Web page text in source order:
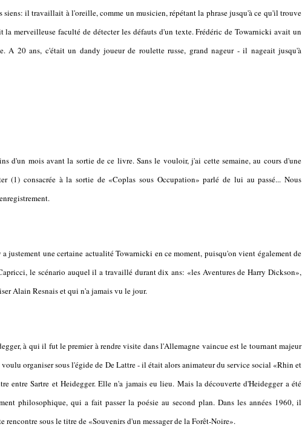
siens: il travaillait à l'oreille, comme un musicien, répétant la phrase jusqu'à ce qu'il trouve
merveilleuse faculté de détecter les défauts d'un texte. Frédéric de Towarnicki avait un
A 20 ans, c'était un dandy joueur de roulette russe, grand nageur - il nageait jusqu'à
d'un mois avant la sortie de ce livre. Sans le vouloir, j'ai cette semaine, au cours d'une
(1) consacrée à la sortie de «Coplas sous Occupation» parlé de lui au passé... Nous
justement une certaine actualité Towarnicki en ce moment, puisqu'on vient également de
le scénario auquel il a travaillé durant dix ans: «les Aventures de Harry Dickson»,
Alain Resnais et qui n'a jamais vu le jour.
à qui il fut le premier à rendre visite dans l'Allemagne vaincue est le tournant majeur
organiser sous l'égide de De Lattre - il était alors animateur du service social «Rhin et
entre Sartre et Heidegger. Elle n'a jamais eu lieu. Mais la découverte d'Heidegger a été
philosophique, qui a fait passer la poésie au second plan. Dans les années 1960, il
rencontre sous le titre de «Souvenirs d'un messager de la Forêt-Noire».